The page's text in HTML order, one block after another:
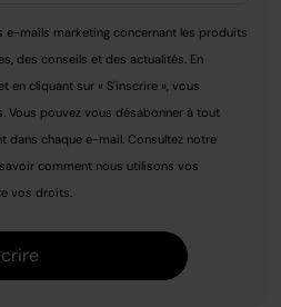
mails marketing concernant les produits
des conseils et des actualités. En
cliquant sur « S'inscrire », vous
Vous pouvez vous désabonner à tout
dans chaque e-mail. Consultez notre
comment nous utilisons vos
vos droits.